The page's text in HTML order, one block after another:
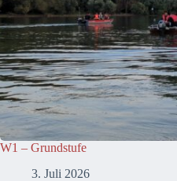
W1 – Grundstufe
3. Juli 2026